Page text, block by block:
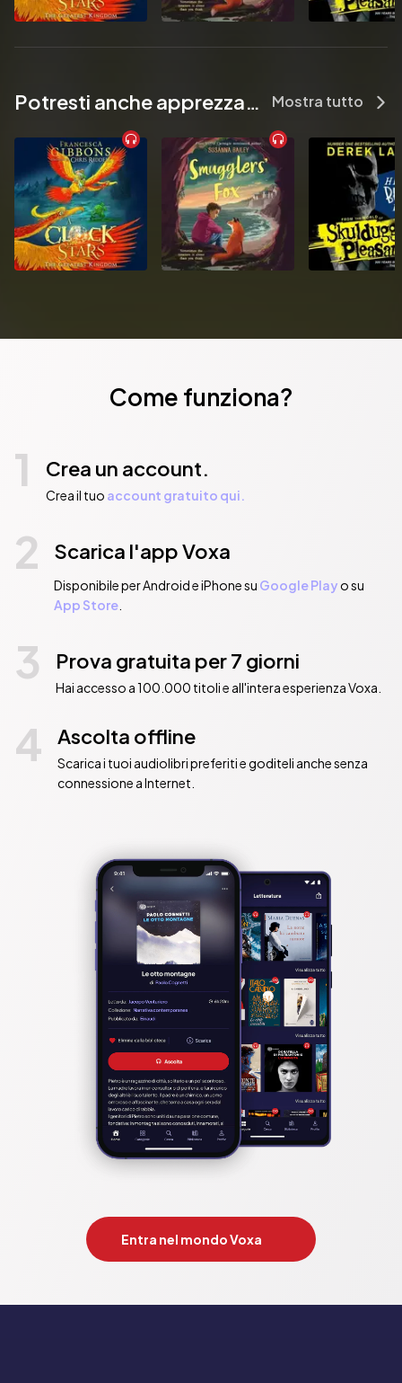
Potresti anche apprezzare... Mostra tutto
Come funziona?
1 Crea un account.
Crea il tuo account gratuito qui.
2 Scarica l'app Voxa
Disponibile per Android e iPhone su Google Playo su
App Store.
3 Prova gratuita per 7 giorni
Hai accesso a 100.000 titoli e all'intera esperienza Voxa.
4 Ascolta offline
Scarica i tuoi audiolibri preferiti e goditeli anche senza
connessione a Internet.
Entra nel mondo Voxa